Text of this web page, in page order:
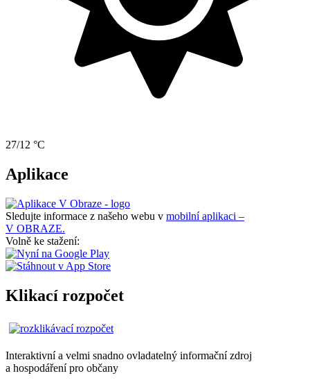
27/12 °C
Aplikace
Sledujte informace z našeho webu v mobilní aplikaci –
V OBRAZE.
Volně ke stažení:
Klikací rozpočet
Interaktivní a velmi snadno ovladatelný informační zdroj
a hospodáření pro občany